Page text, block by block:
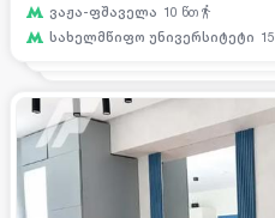
ვაჟა-ფშაველა 10 წთ
სახელმწიფო უნივერსიტეტი 15